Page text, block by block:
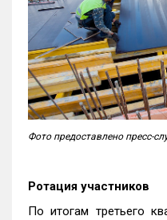
Фото предоставлено пресс-
Ротация участников
По итогам третьего